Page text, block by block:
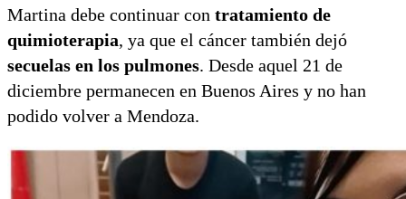
Martina debe continuar con tratamiento de
quimioterapia, ya que el cáncer también dejó
secuelas en los pulmones. Desde aquel 21 de
diciembre permanecen en Buenos Aires y no han
podido volver a Mendoza.